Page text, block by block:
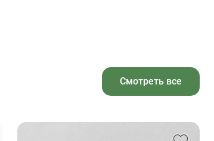
Смотреть все